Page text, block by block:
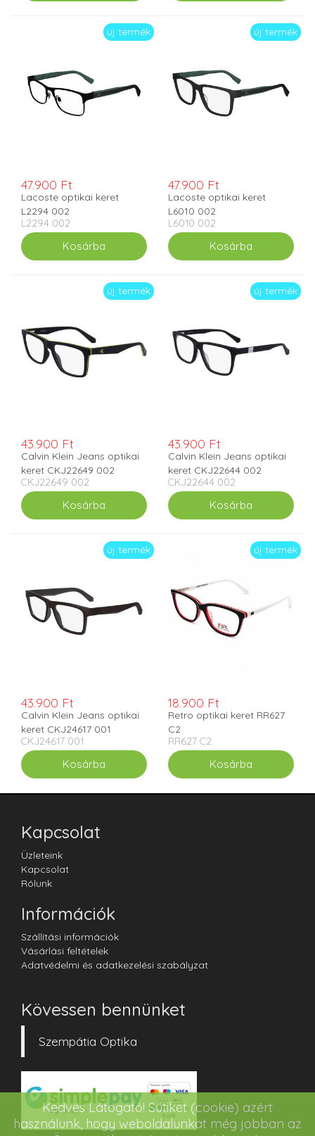
új termék
47.900 Ft
Lacoste optikai keret
L2294 002
L2294 002
új termék
47.900 Ft
Lacoste optikai keret
L6010 002
L6010 002
új termék
43.900 Ft
Calvin Klein Jeans optikai
keret CKJ22649 002
CKJ22649 002
új termék
43.900 Ft
Calvin Klein Jeans optikai
keret CKJ22644 002
CKJ22644 002
új termék
43.900 Ft
Calvin Klein Jeans optikai
keret CKJ24617 001
CKJ24617 001
új termék
18.900 Ft
Retro optikai keret RR627
C2
RR627 C2
Kapcsolat
Üzleteink
Kapcsolat
Rólunk
Információk
Szállítási információk
Vásárlási feltételek
Adatvédelmi és adatkezelési szabályzat
Kövessen bennünket
Szempátia Optika
Kedves Látogató! Sütiket (cookie) azért
használunk, hogy weboldalunkat még jobban az